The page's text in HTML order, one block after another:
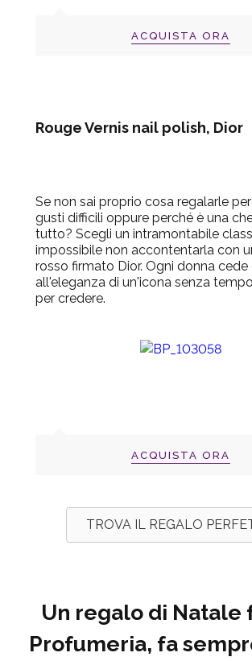
ACQUISTA ORA
Rouge Vernis nail polish, Dior
Se non sai proprio cosa regalarle
gusti difficili oppure perché è una
tutto? Scegli un intramontabile
impossibile non accontentarla con
rosso firmato Dior. Ogni donna cede
all'eleganza di un'icona senza
per credere.
ACQUISTA ORA
TROVA IL REGALO
Un regalo di Natale
Profumeria, fa